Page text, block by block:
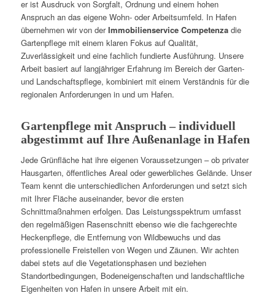
er ist Ausdruck von Sorgfalt, Ordnung und einem hohen
Anspruch an das eigene Wohn- oder Arbeitsumfeld. In Hafen
übernehmen wir von derImmobilienservice Competenzadie
Gartenpflege mit einem klaren Fokus auf Qualität,
Zuverlässigkeit und eine fachlich fundierte Ausführung. Unsere
Arbeit basiert auf langjähriger Erfahrung im Bereich der Garten-
und Landschaftspflege, kombiniert mit einem Verständnis für die
regionalen Anforderungen in und um Hafen.
Gartenpflege mit Anspruch – individuell
abgestimmt auf Ihre Außenanlage in Hafen
Jede Grünfläche hat ihre eigenen Voraussetzungen – ob privater
Hausgarten, öffentliches Areal oder gewerbliches Gelände. Unser
Team kennt die unterschiedlichen Anforderungen und setzt sich
mit Ihrer Fläche auseinander, bevor die ersten
Schnittmaßnahmen erfolgen. Das Leistungsspektrum umfasst
den regelmäßigen Rasenschnitt ebenso wie die fachgerechte
Heckenpflege, die Entfernung von Wildbewuchs und das
professionelle Freistellen von Wegen und Zäunen. Wir achten
dabei stets auf die Vegetationsphasen und beziehen
Standortbedingungen, Bodeneigenschaften und landschaftliche
Eigenheiten von Hafen in unsere Arbeit mit ein.